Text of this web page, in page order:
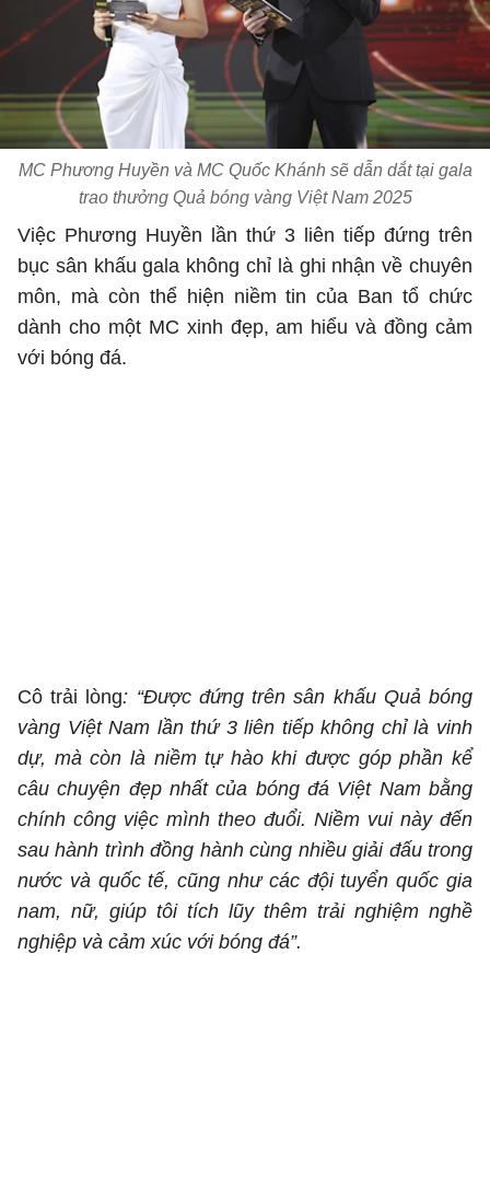
MC Phương Huyền và MC Quốc Khánh sẽ dẫn dắt tại gala
trao thưởng Quả bóng vàng Việt Nam 2025
Việc Phương Huyền lần thứ 3 liên tiếp đứng trên
bục sân khấu gala không chỉ là ghi nhận về chuyên
môn, mà còn thể hiện niềm tin của Ban tổ chức
dành cho một MC xinh đẹp, am hiểu và đồng cảm
với bóng đá.
Cô trải lòng: “Được đứng trên sân khấu Quả bóng
vàng Việt Nam lần thứ 3 liên tiếp không chỉ là vinh
dự, mà còn là niềm tự hào khi được góp phần kể
câu chuyện đẹp nhất của bóng đá Việt Nam bằng
chính công việc mình theo đuổi. Niềm vui này đến
sau hành trình đồng hành cùng nhiều giải đấu trong
nước và quốc tế, cũng như các đội tuyển quốc gia
nam, nữ, giúp tôi tích lũy thêm trải nghiệm nghề
nghiệp và cảm xúc với bóng đá”.